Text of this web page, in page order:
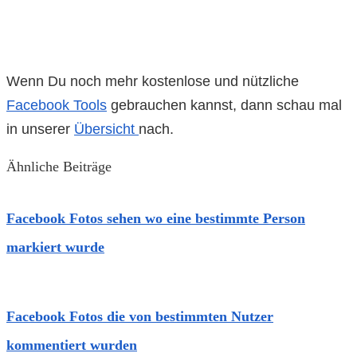
Wenn Du noch mehr kostenlose und nützliche
Facebook Tools gebrauchen kannst, dann schau mal
in unserer Übersicht nach.
Ähnliche Beiträge
Facebook Fotos sehen wo eine bestimmte Person
markiert wurde
Facebook Fotos die von bestimmten Nutzer
kommentiert wurden